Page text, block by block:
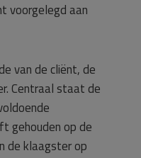
voorgelegd aan
van de cliënt, de
Centraal staat de
gehouden op de
de klaagster op